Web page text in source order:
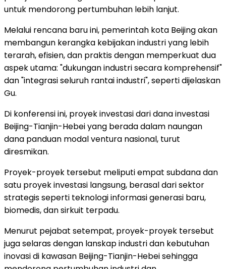
untuk mendorong pertumbuhan lebih lanjut.
Melalui rencana baru ini, pemerintah kota Beijing akan
membangun kerangka kebijakan industri yang lebih
terarah, efisien, dan praktis dengan memperkuat dua
aspek utama: "dukungan industri secara komprehensif"
dan "integrasi seluruh rantai industri", seperti dijelaskan
Gu.
Di konferensi ini, proyek investasi dari dana investasi
Beijing-Tianjin-Hebei yang berada dalam naungan
dana panduan modal ventura nasional, turut
diresmikan.
Proyek-proyek tersebut meliputi empat subdana dan
satu proyek investasi langsung, berasal dari sektor
strategis seperti teknologi informasi generasi baru,
biomedis, dan sirkuit terpadu.
Menurut pejabat setempat, proyek-proyek tersebut
juga selaras dengan lanskap industri dan kebutuhan
inovasi di kawasan Beijing-Tianjin-Hebei sehingga